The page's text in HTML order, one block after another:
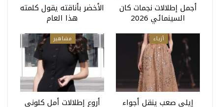
أجمل إطلالات نجمات كان
السينمائي 2026
الأخضر بأناقته يقول كلمته
هذا العام
أزياء
إيلي صعب ينقل أجواء
مشاهير
أروع إطلالات أمل كلوني